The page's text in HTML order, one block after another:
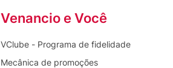
Venancio e Você
VClube - Programa de fidelidade
Mecânica de promoções